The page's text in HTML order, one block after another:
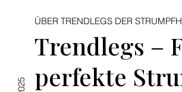
ÜBER TRENDLEGS DER
Trendlegs –
perfekte